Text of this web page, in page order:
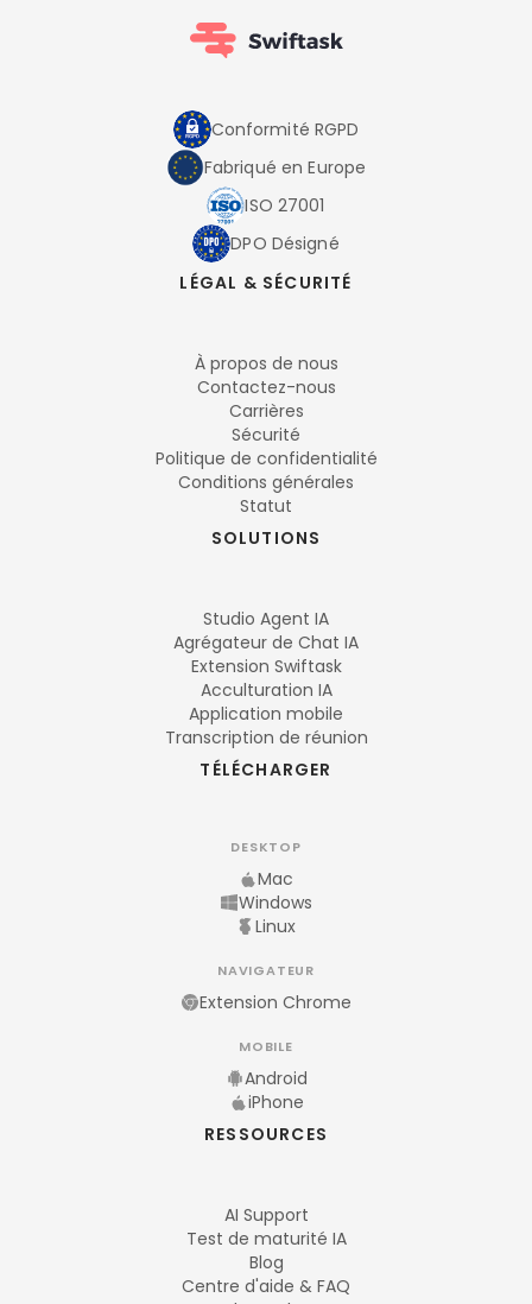
Conformité RGPD
Fabriqué en Europe
ISO 27001
DPO Désigné
LÉGAL & SÉCURITÉ
À propos de nous
Contactez-nous
Carrières
Sécurité
Politique de confidentialité
Conditions générales
Statut
SOLUTIONS
Studio Agent IA
Agrégateur de Chat IA
Extension Swiftask
Acculturation IA
Application mobile
Transcription de réunion
TÉLÉCHARGER
DESKTOP
Mac
Windows
Linux
NAVIGATEUR
Extension Chrome
MOBILE
Android
iPhone
RESSOURCES
AI Support
Test de maturité IA
Blog
Centre d'aide & FAQ